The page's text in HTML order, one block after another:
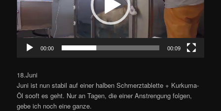
00:00 00:09
18.Juni
Juni ist nun stabil auf einer halben Schmerztablette + Kurkuma-
Öl sooft es geht. Nur an Tagen, die einer Anstrengung folgen,
gebe ich noch eine ganze.